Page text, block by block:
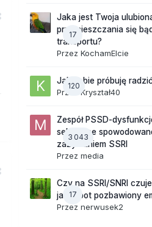
17
Jaka jest Twoja
przemieszczania się
transportu?
Przez KochamElcie
120
Jak sobie próbuję
Przez Kryształ40
3 043
Zespół PSSD-
seksualne
zażywaniem SSRI
Przez media
17
Czy na SSRI/SNRI
jak robot pozbawiony
Przez nerwusek2